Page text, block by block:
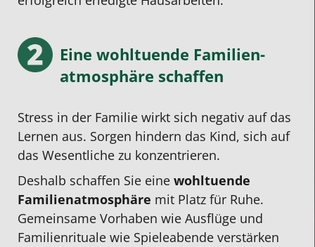
Eine wohltuende Familien­
atmosphäre schaffen
Stress in der Familie wirkt sich negativ auf das
Lernen aus. Sorgen hindern das Kind, sich auf
das Wesentliche zu konzentrieren.
Deshalb schaffen Sie eine wohltuende
Familien­atmosphäre mit Platz für Ruhe.
Gemeinsame Vorhaben wie Ausflüge und
Familienrituale wie Spieleabende verstärken